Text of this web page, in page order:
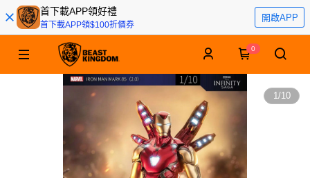
首下載APP領好禮
首下載APP領$100折價券
開啟APP
0
1/10